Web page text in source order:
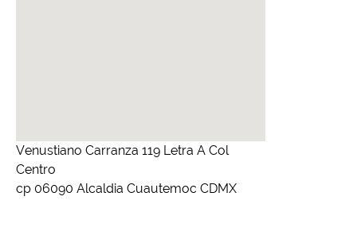
Venustiano Carranza 119 Letra A Col
Centro
cp 06090 Alcaldia Cuautemoc CDMX